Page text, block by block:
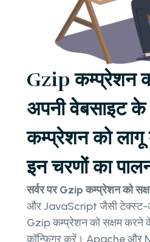
Gzip कम्प्रेशन
अपनी वेबसाइट
कम्प्रेशन को
इन चरणों का
सर्वर पर Gzip कम्प्रेशन को
और JavaScript जैसी टेक्स्ट-
Gzip कम्प्रेशन को सक्षम करने
कॉन्फ़िगर करें। Apache और